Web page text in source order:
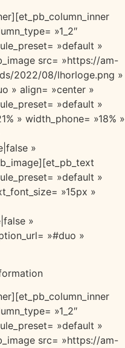
»1_2″
»default »
src= »https://am-
2022/08/lhorloge.png »
» align= »center »
»default »
» width_phone= »18% »
»
»default »
»15px »
»
»#duo »
»1_2″
»default »
src= »https://am-